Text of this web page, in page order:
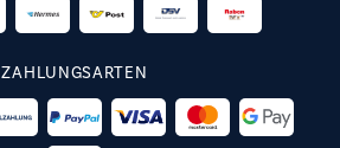
ZAHLUNGSARTEN